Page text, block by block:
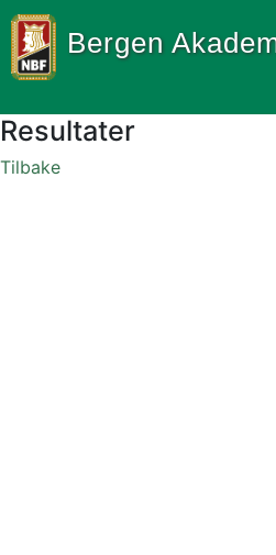
Bergen
Resultater
Tilbake